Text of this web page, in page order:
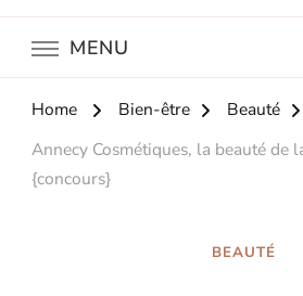
MENU
Home Bien-être
Beauté
Annecy Cosmétiques, la beauté de
{concours}
BEAUTÉ